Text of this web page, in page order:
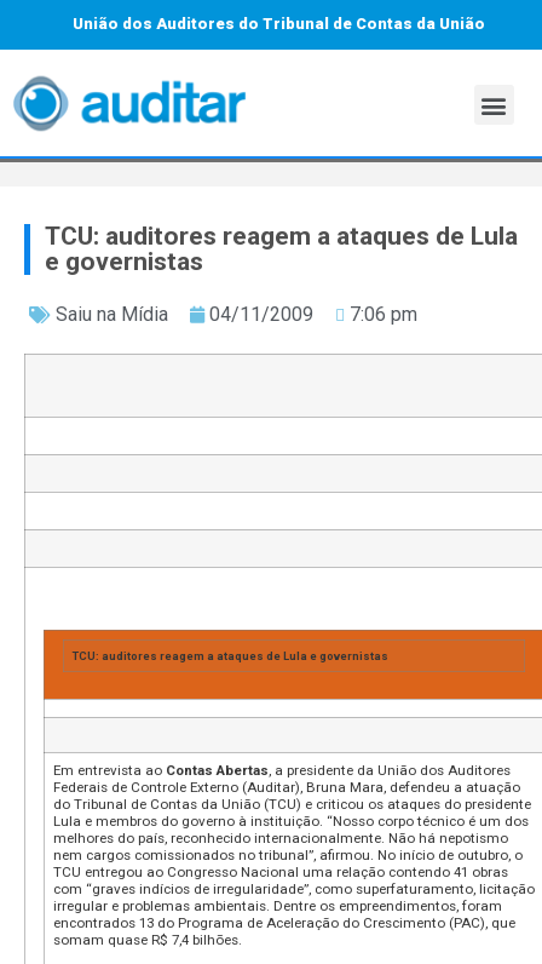
União dos Auditores do Tribunal de Contas da União
TCU: auditores reagem a ataques de Lula
e governistas
Saiu na Mídia 04/11/2009 7:06 pm
TCU: auditores reagem a ataques de Lula e governistas
Em entrevista ao Contas Abertas , a presidente da União dos Auditores
Federais de Controle Externo (Auditar), Bruna Mara, defendeu a atuação
do Tribunal de Contas da União (TCU) e criticou os ataques do presidente
Lula e membros do governo à instituição. “Nosso corpo técnico é um dos
melhores do país, reconhecido internacionalmente. Não há nepotismo
nem cargos comissionados no tribunal”, afirmou. No início de outubro, o
TCU entregou ao Congresso Nacional uma relação contendo 41 obras
com “graves indícios de irregularidade”, como superfaturamento, licitação
irregular e problemas ambientais. Dentre os empreendimentos, foram
encontrados 13 do Programa de Aceleração do Crescimento (PAC), que
somam quase R$ 7,4 bilhões.